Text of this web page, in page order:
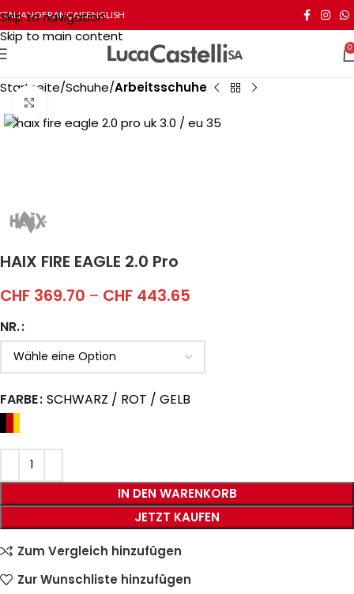
Skip to navigation
Skip to main content
ITALIANOFRANÇAISENGLISH
0
Startseite Schuhe Arbeitsschuhe
HAIX FIRE EAGLE 2.0 Pro
CHF 369.70 – CHF 443.65
NR.
FARBE SCHWARZ / ROT / GELB
IN DEN WARENKORB
JETZT KAUFEN
Zum Vergleich hinzufügen
Zur Wunschliste hinzufügen